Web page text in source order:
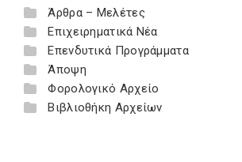
Άρθρα – Μελέτες
Επιχειρηματικά Νέα
Επενδυτικά Προγράμματα
Άποψη
Φορολογικό Αρχείο
Βιβλιοθήκη Αρχείων